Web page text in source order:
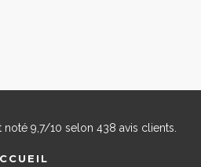
noté 9,7/10 selon 438 avis clients.